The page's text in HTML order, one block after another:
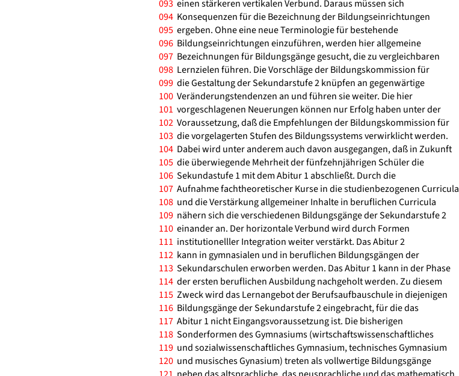
093 einen stärkeren vertikalen Verbund. Daraus müssen sich
094 Konsequenzen für die Bezeichnung der Bildungseinrichtungen
095 ergeben. Ohne eine neue Terminologie für bestehende
096 Bildungseinrichtungen einzuführen, werden hier allgemeine
097 Bezeichnungen für Bildungsgänge gesucht, die zu vergleichbaren
098 Lernzielen führen. Die Vorschläge der Bildungskommission für
099 die Gestaltung der Sekundarstufe 2 knüpfen an gegenwärtige
100 Veränderungstendenzen an und führen sie weiter. Die hier
101 vorgeschlagenen Neuerungen können nur Erfolg haben unter der
102 Voraussetzung, daß die Empfehlungen der Bildungskommission für
103 die vorgelagerten Stufen des Bildungssystems verwirklicht werden.
104 Dabei wird unter anderem auch davon ausgegangen, daß in Zukunft
105 die überwiegende Mehrheit der fünfzehnjährigen Schüler die
106 Sekundastufe 1 mit dem Abitur 1 abschließt. Durch die
107 Aufnahme fachtheoretischer Kurse in die studienbezogenen Curricula
108 und die Verstärkung allgemeiner Inhalte in beruflichen Curricula
109 nähern sich die verschiedenen Bildungsgänge der Sekundarstufe 2
110 einander an. Der horizontale Verbund wird durch Formen
111 institutionelller Integration weiter verstärkt. Das Abitur 2
112 kann in gymnasialen und in beruflichen Bildungsgängen der
113 Sekundarschulen erworben werden. Das Abitur 1 kann in der Phase
114 der ersten beruflichen Ausbildung nachgeholt werden. Zu diesem
115 Zweck wird das Lernangebot der Berufsaufbauschule in diejenigen
116 Bildungsgänge der Sekundarstufe 2 eingebracht, für die das
117 Abitur 1 nicht Eingangsvoraussetzung ist. Die bisherigen
118 Sonderformen des Gymnasiums (wirtschaftswissenschaftliches
119 und sozialwissenschaftliches Gymnasium, technisches Gymnasium
120 und musisches Gynasium) treten als vollwertige Bildungsgänge